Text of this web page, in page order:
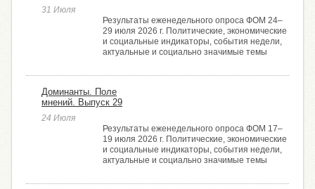
31 Июля
Результаты еженедельного опроса ФОМ 24–
29 июля 2026 г. Политические, экономические
и социальные индикаторы, события недели,
актуальные и социально значимые темы
Доминанты. Поле
мнений. Выпуск 29
24 Июля
Результаты еженедельного опроса ФОМ 17–
19 июля 2026 г. Политические, экономические
и социальные индикаторы, события недели,
актуальные и социально значимые темы